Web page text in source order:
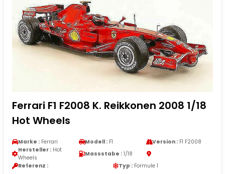
Ferrari F1 F2008 K. Reikkonen 2008 1/18
Hot Wheels
Marke : Ferrari Modell : F1 Version :F1 F2008
Hersteller : Hot
Wheels
Massstabe : 1/18
Referenz :
Typ : Formule 1